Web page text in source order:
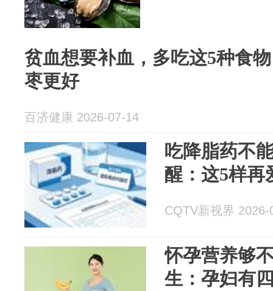
贫血想要补血，多吃这5种食
枣更好
百济健康 2026-07-14
吃降脂药不
醒：这5样再
CQTV新视界 2026-
怀孕营养够
生：孕妇有